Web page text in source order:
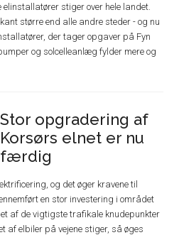
stiger over hele landet.
større end alle andre steder - og nu
der tager opgaver på Fyn
og solcelleanlæg fylder mere og
Stor opgradering af
Korsørs elnet er nu
færdig
og det øger kravene til
en stor investering i området
af de vigtigste trafikale knudepunkter
af elbiler på vejene stiger, så øges